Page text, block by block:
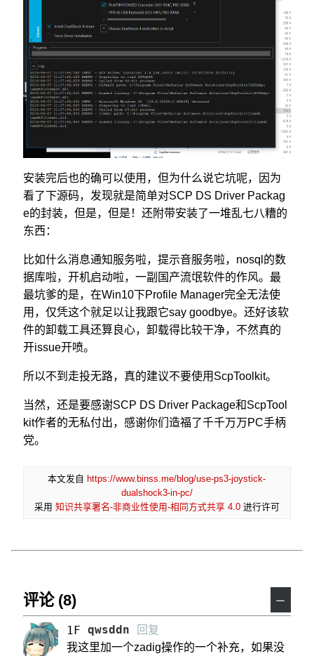
安装完后也的确可以使用，但为什么说它坑呢，因为
看了下源码，发现就是简单对SCP DS Driver Packag
e的封装，但是，但是！还附带安装了一堆乱七八糟的
东西：
比如什么消息通知服务啦，提示音服务啦，nosql的数
据库啦，开机启动啦，一副国产流氓软件的作风。最
最坑爹的是，在Win10下Profile Manager完全无法使
用，仅凭这个就足以让我跟它say goodbye。还好该软
件的卸载工具还算良心，卸载得比较干净，不然真的
开issue开喷。
所以不到走投无路，真的建议不要使用ScpToolkit。
当然，还是要感谢SCP DS Driver Package和ScpTool
kit作者的无私付出，感谢你们造福了千千万万PC手柄
党。
本文发自 https://www.binss.me/blog/use-ps3-joystick-
dualshock3-in-pc/
采用 知识共享署名-非商业性使用-相同方式共享 4.0进行许可
评论 (8) －
1F qwsddn 回复
我这里加一个zadig操作的一个补充，如果没